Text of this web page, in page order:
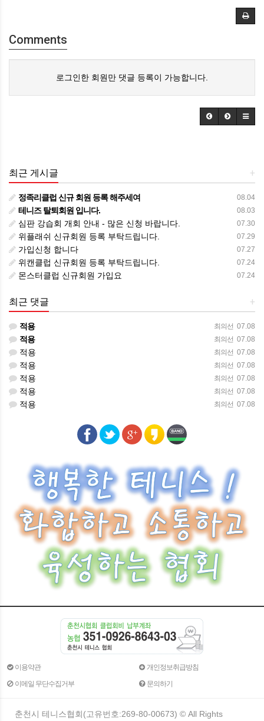
Comments
로그인한 회원만 댓글 등록이 가능합니다.
+
최근 게시글
08.04
정족리클럽 신규 회원 등록 해주세여
08.03
테니즈 탈퇴회원 입니다.
07.30
심판 강습회 개회 안내 - 많은 신청 바랍니다.
07.29
위플래쉬 신규회원 등록 부탁드립니다.
07.27
가입신청 합니다
07.24
위캔클럽 신규회원 등록 부탁드립니다.
07.24
몬스터클럽 신규회원 가입요
+
최근 댓글
최의선 07.08
적용
최의선 07.08
적용
최의선 07.08
적용
최의선 07.08
적용
최의선 07.08
적용
최의선 07.08
적용
최의선 07.08
적용
이용약관
개인정보취급방침
이메일 무단수집거부
문의하기
춘천시 테니스협회(고유번호:269-80-00673) © All Rights